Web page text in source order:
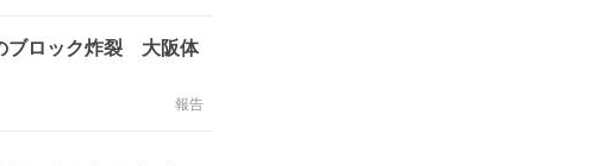
ブロック炸裂 大阪体
報告